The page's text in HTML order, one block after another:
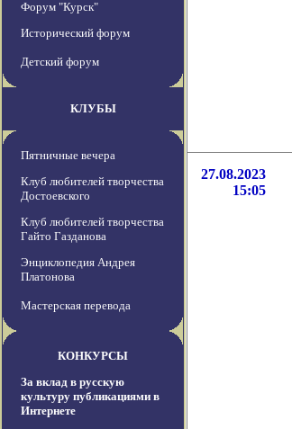
Форум "Курск"
Исторический форум
Детский форум
КЛУБЫ
Пятничные вечера
Клуб любителей творчества
Достоевского
Клуб любителей творчества
Гайто Газданова
Энциклопедия Андрея
Платонова
Мастерская перевода
КОНКУРСЫ
За вклад в русскую
культуру публикациями в
Интернете
27.08.2023
15:05